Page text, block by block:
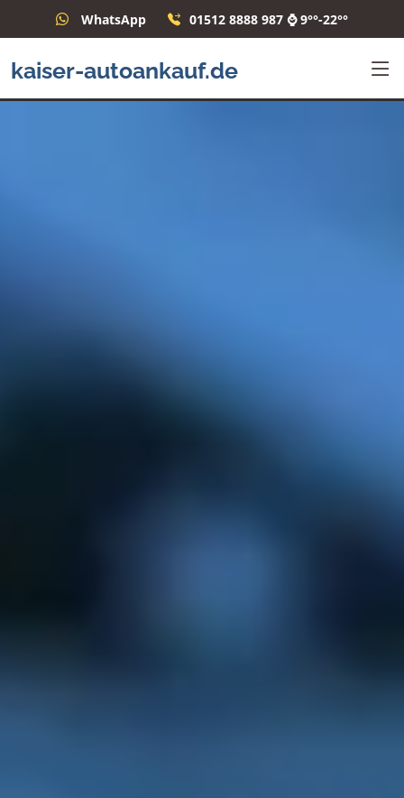
WhatsApp 01512 8888 987 ⌚ 9°°-22°°
kaiser-autoankauf.de